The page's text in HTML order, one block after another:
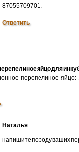
87055709701.
Ответить
яйцо для
перепелиное
Наталья
напишите породу ваших